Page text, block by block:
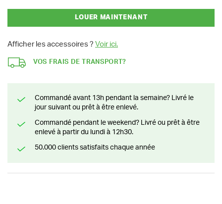
LOUER MAINTENANT
Afficher les accessoires ? Voir ici.
VOS FRAIS DE TRANSPORT?
Commandé avant 13h pendant la semaine? Livré le
jour suivant ou prêt à être enlevé.
Commandé pendant le weekend? Livré ou prêt à être
enlevé à partir du lundi à 12h30.
50.000 clients satisfaits chaque année